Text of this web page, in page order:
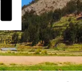
(Puno – Perú)